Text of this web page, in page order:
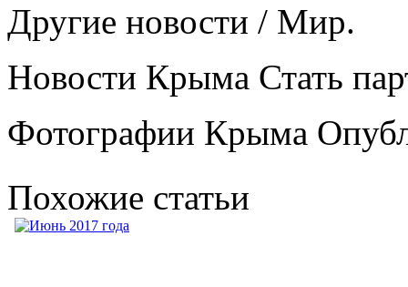
Другие новости / Мир.
Новости Крыма Стать
Фотографии Крыма
Похожие статьи